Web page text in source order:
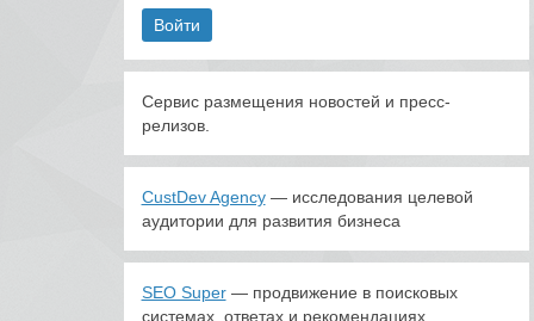
Сервис размещения новостей и пресс-
релизов.
CustDev Agency— исследования целевой
аудитории для развития бизнеса
SEO Super— продвижение в поисковых
системах, ответах и рекомендациях